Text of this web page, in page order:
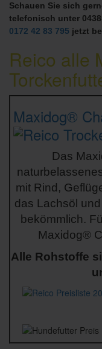
Schauen Sie sich
telefonisch unter
0172 42 83 795 jetzt
Reico alle
Maxidog®
Das
mit Rind,
das Lachsöl
bekömmlich.
Maxidog®
Alle Rohstoffe